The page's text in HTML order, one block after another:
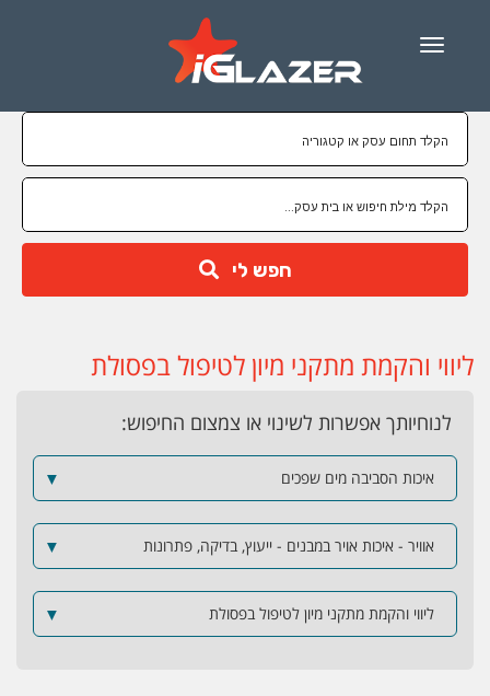
Menu
חפש לי
ליווי והקמת מתקני מיון לטיפול בפסולת
לנוחיותך אפשרות לשינוי או צמצום החיפוש:
איכות הסביבה מים שפכים ▼
אוויר - איכות אויר במבנים - ייעוץ, בדיקה, פתרונות ▼
ליווי והקמת מתקני מיון לטיפול בפסולת ▼